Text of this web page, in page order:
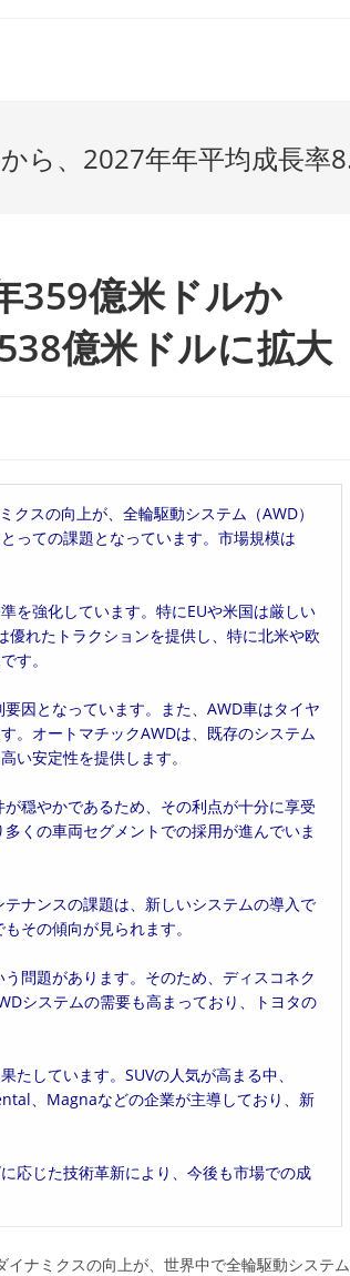
ら、2027年年平均成長率
359億米ドルか
億米ドルに拡大
スの向上が、全輪駆動システム（AWD）
っての課題となっています。市場規模は
を強化しています。特にEUや米国は厳しい
れたトラクションを提供し、特に北米や欧
す。
因となっています。また、AWD車はタイヤ
。オートマチックAWDは、既存のシステム
い安定性を提供します。
穏やかであるため、その利点が十分に享受
くの車両セグメントでの採用が進んでいま
ナンスの課題は、新しいシステムの導入で
その傾向が見られます。
問題があります。そのため、ディスコネク
システムの需要も高まっており、トヨタの
しています。SUVの人気が高まる中、
、Magnaなどの企業が主導しており、新
応じた技術革新により、今後も市場での成
ナミクスの向上が、世界中で全輪駆動システム